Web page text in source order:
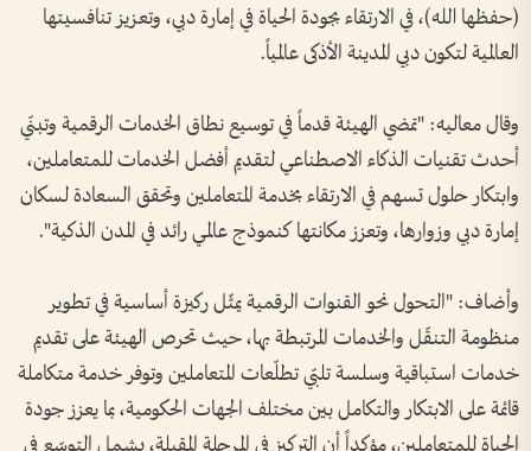
(حفظها الله)، في الارتقاء بجودة الحياة في إمارة دبي، وتعزيز تنافسيتها
العالمية لتكون دبي المدينة الأذكى عالمياً.
وقال معاليه: "تمضي الهيئة قدماً في توسيع نطاق الخدمات الرقمية وتبنّي
أحدث تقنيات الذكاء الاصطناعي لتقديم أفضل الخدمات للمتعاملين،
وابتكار حلول تسهم في الارتقاء بخدمة المتعاملين وتحقق السعادة لسكان
إمارة دبي وزوارها، وتعزز مكانتها كنموذج عالمي رائد في المدن الذكية".
وأضاف: "التحول نحو القنوات الرقمية يمثّل ركيزة أساسية في تطوير
منظومة التنقّل والخدمات المرتبطة بها، حيث تحرص الهيئة على تقديم
خدمات استباقية وسلسة تلبّي تطلّعات المتعاملين وتوفر خدمة متكاملة
قائمة على الابتكار والتكامل بين مختلف الجهات الحكومية، بما يعزز جودة